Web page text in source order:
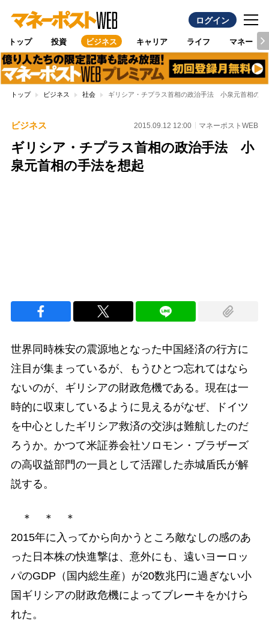
ログイン
トップ 投資 ビジネス キャリア ライフ マネー
トップ ビジネス 社会 ギリシア・チプラス首相の政治手法 小泉元首相の手
ビジネス 2015.09.12 12:00 マネーポストWEB
ギリシア・チプラス首相の政治手法 小
泉元首相の手法を想起
世界同時株安の震源地となった中国経済の行方に
注目が集まっているが、もうひとつ忘れてはなら
ないのが、ギリシアの財政危機である。現在は一
時的に収束しているように見えるがなぜ、ドイツ
を中心としたギリシア救済の交渉は難航したのだ
ろうか。かつて米証券会社ソロモン・ブラザーズ
の高収益部門の一員として活躍した赤城盾氏が解
説する。
＊ ＊ ＊
2015年に入ってから向かうところ敵なしの感のあ
った日本株の快進撃は、意外にも、遠いヨーロッ
パのGDP（国内総生産）が20数兆円に過ぎない小
国ギリシアの財政危機によってブレーキをかけら
れた。